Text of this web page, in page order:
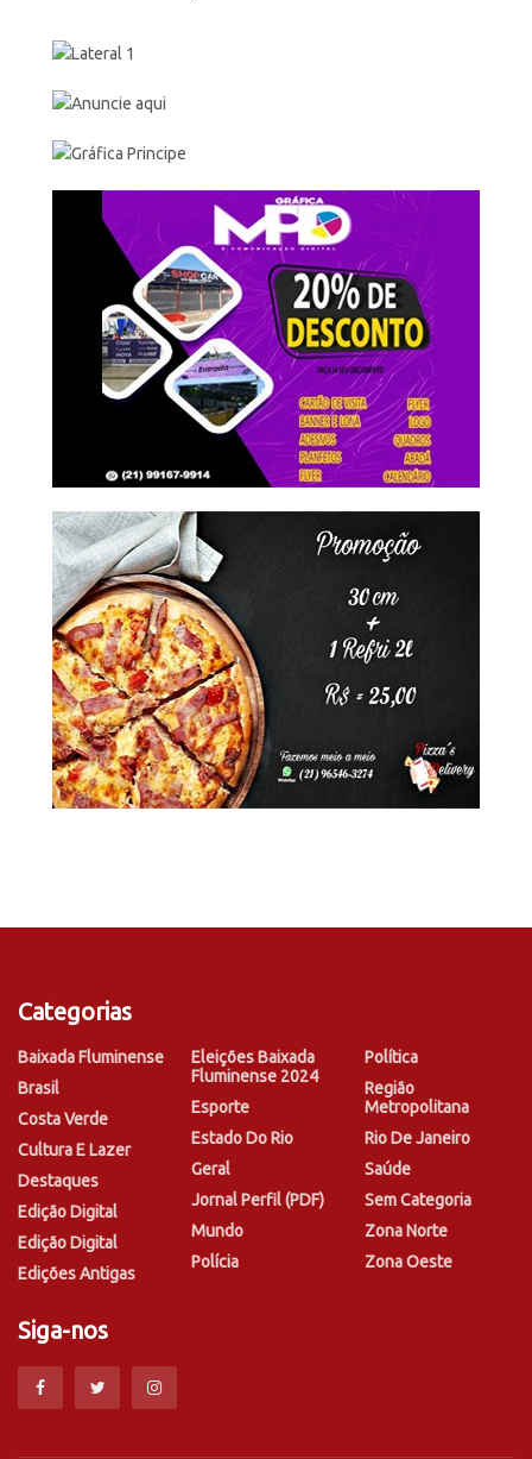
Categorias
Baixada Fluminense
Brasil
Costa Verde
Cultura E Lazer
Destaques
Edição Digital
Edição Digital
Edições Antigas
Eleições Baixada
Fluminense 2024
Esporte
Estado Do Rio
Geral
Jornal Perfil (PDF)
Mundo
Polícia
Política
Região
Metropolitana
Rio De Janeiro
Saúde
Sem Categoria
Zona Norte
Zona Oeste
Siga-nos